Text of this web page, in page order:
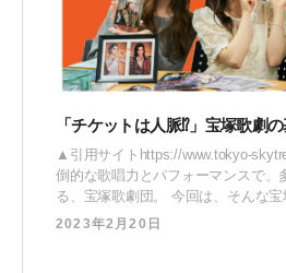
「チケットは人脈⁉︎」宝塚歌劇
▲引用サイトhttps://www.tokyo-
倒的な歌唱力とパフォーマンスで、
る、宝塚歌劇団。 今回は、そんな宝塚歌劇団を愛してやま
ない、プラチナムプロダクション所
2023年2月20日